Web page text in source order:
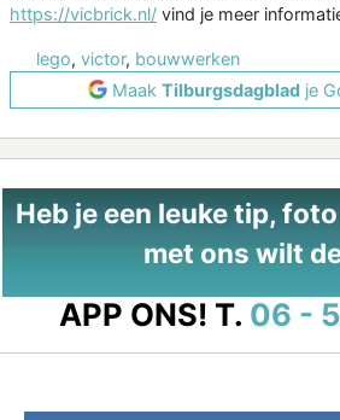
https://vicbrick.nl/ vind je meer
lego, victor, bouwwerken
Maak Tilburgsdagblad je
Heb je een leuke tip,
met ons wilt
APP ONS! T. 06 -